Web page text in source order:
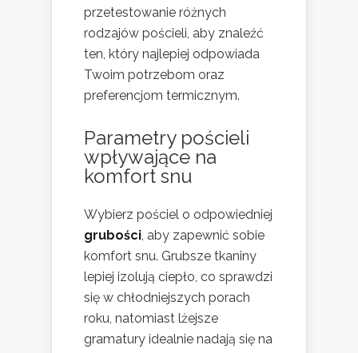
przetestowanie różnych
rodzajów pościeli, aby znaleźć
ten, który najlepiej odpowiada
Twoim potrzebom oraz
preferencjom termicznym.
Parametry pościeli
wpływające na
komfort snu
Wybierz pościel o odpowiedniej
grubości, aby zapewnić sobie
komfort snu. Grubsze tkaniny
lepiej izolują ciepło, co sprawdzi
się w chłodniejszych porach
roku, natomiast lżejsze
gramatury idealnie nadają się na